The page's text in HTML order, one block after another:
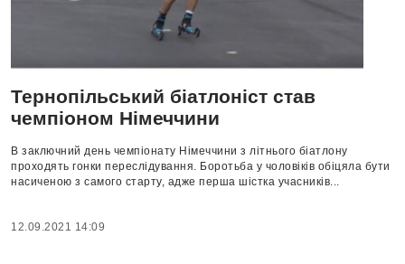
Тернопільський біатлоніст став
чемпіоном Німеччини
В заключний день чемпіонату Німеччини з літнього біатлону
проходять гонки переслідування. Боротьба у чоловіків обіцяла бути
насиченою з самого старту, адже перша шістка учасників...
12.09.2021 14:09